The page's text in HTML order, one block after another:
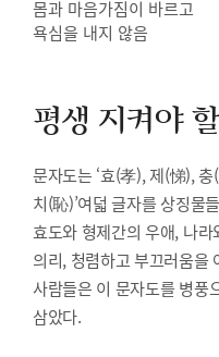
몸과 마음가짐이 바르고
욕심을 내지 않음
평생 지켜야
문자도는 ‘효(孝), 제(悌),
치(恥)’여덟 글자를 상징물
효도와 형제간의 우애, 나
의리, 청렴하고 부끄러움을
사람들은 이 문자도를 병풍
삼았다.